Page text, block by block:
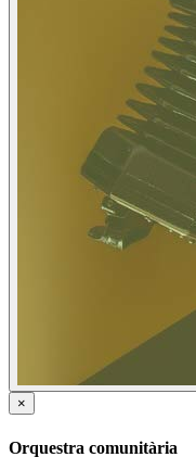
×
Orquestra comunitària